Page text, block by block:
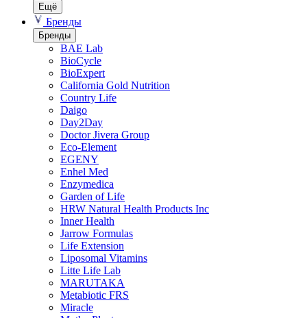
Ещё
Бренды
Бренды
BAE Lab
BioCycle
BioExpert
California Gold Nutrition
Country Life
Daigo
Day2Day
Doctor Jivera Group
Eco-Element
EGENY
Enhel Med
Enzymedica
Garden of Life
HRW Natural Health Products Inc
Inner Health
Jarrow Formulas
Life Extension
Liposomal Vitamins
Litte Life Lab
MARUTAKA
Metabiotic FRS
Miracle